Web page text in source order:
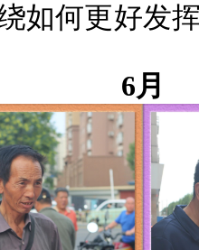
如何更好发
6月